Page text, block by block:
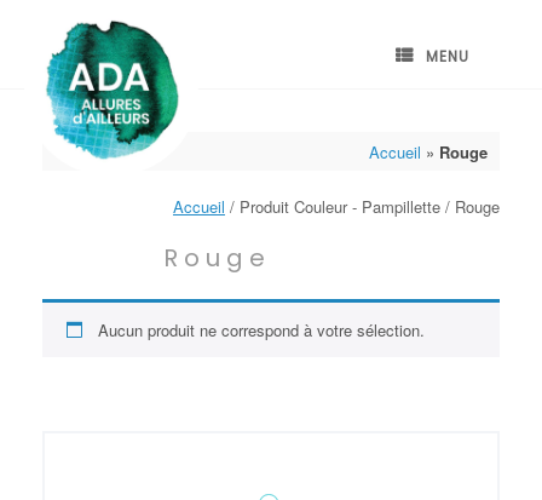
content
MENU
Accueil » Rouge
Accueil / Produit Couleur - Pampillette / Rouge
Rouge
Aucun produit ne correspond à votre sélection.